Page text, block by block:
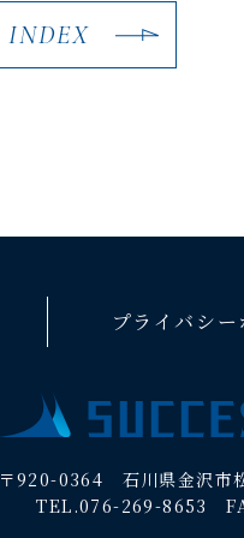
INDEX
プライバシー
〒920-0364 石川県金沢市
TEL.076-269-8653